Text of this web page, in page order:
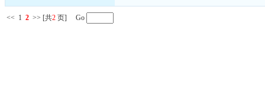
<< 1 2 >> [共2 页] Go